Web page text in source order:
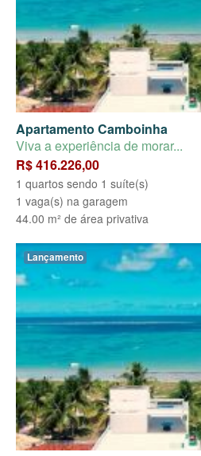
Apartamento Camboinha
Viva a experiência de morar...
R$ 416.226,00
1 quartos sendo 1 suíte(s)
1 vaga(s) na garagem
44.00 m² de área privativa
Lançamento